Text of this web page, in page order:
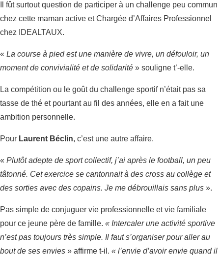
Il fût surtout question de participer à un challenge peu commun
chez cette maman active et Chargée d’Affaires Professionnel
chez IDEALTAUX.
« La course à pied est une manière de vivre, un défouloir, un
moment de convivialité et de solidarité » souligne t’-elle.
La compétition ou le goût du challenge sportif n’était pas sa
tasse de thé et pourtant au fil des années, elle en a fait une
ambition personnelle.
Pour Laurent Béclin, c’est une autre affaire.
« Plutôt adepte de sport collectif, j’ai après le football, un peu
tâtonné. Cet exercice se cantonnait à des cross au collège et
des sorties avec des copains. Je me débrouillais sans plus ».
Pas simple de conjuguer vie professionnelle et vie familiale
pour ce jeune père de famille. « Intercaler une activité sportive
n’est pas toujours très simple. Il faut s’organiser pour aller au
bout de ses envies » affirme t-il. « l’envie d’avoir envie quand il